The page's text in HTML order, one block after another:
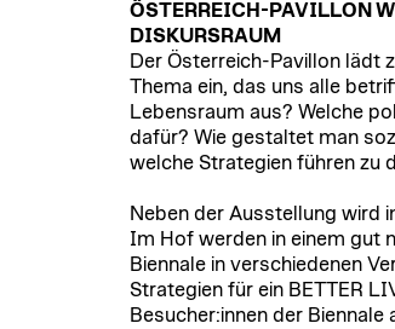
ÖSTERREICH-PAVILLON
DISKURSRAUM
Der Österreich-Pavillon lädt
Thema ein, das uns alle
Lebensraum aus? Welche
dafür? Wie gestaltet man
welche Strategien führen zu
Neben der Ausstellung wird
Im Hof werden in einem gut
Biennale in verschiedenen
Strategien für ein BETTER
Besucher:innen der Biennale